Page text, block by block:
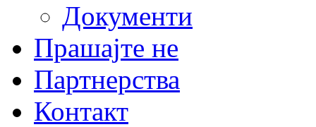
Документи
Прашајте не
Партнерства
Контакт